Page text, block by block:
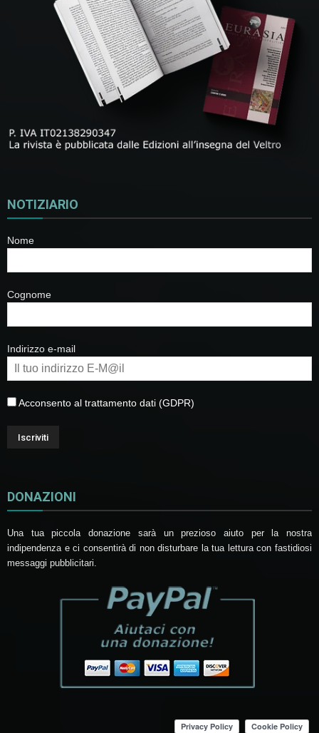
NOTIZIARIO
Nome
Cognome
Indirizzo e-mail
Acconsento al trattamento dati (GDPR)
DONAZIONI
Una tua piccola donazione sarà un prezioso aiuto per la nostra
indipendenza e ci consentirà di non disturbare la tua lettura con fastidiosi
messaggi pubblicitari.